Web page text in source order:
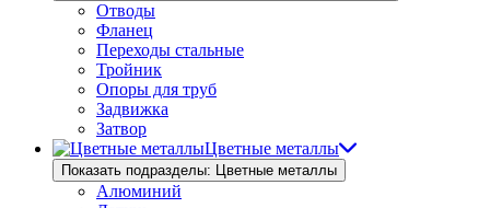
Отводы
Фланец
Переходы стальные
Тройник
Опоры для труб
Задвижка
Затвор
Цветные металлы
Показать подразделы: Цветные металлы
Алюминий